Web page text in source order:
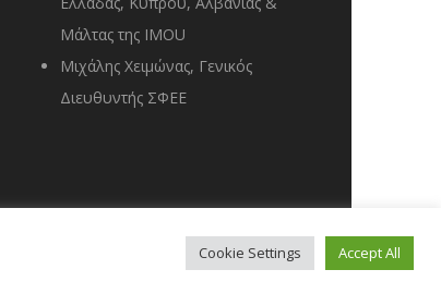
Μάλτας της IMOU
Μιχάλης Χειμώνας, Γενικός
Διευθυντής ΣΦΕΕ
Cookie Settings Accept All